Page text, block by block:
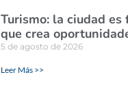
Turismo: la ciudad
que crea
5 de agosto de 2026
Leer Más >>